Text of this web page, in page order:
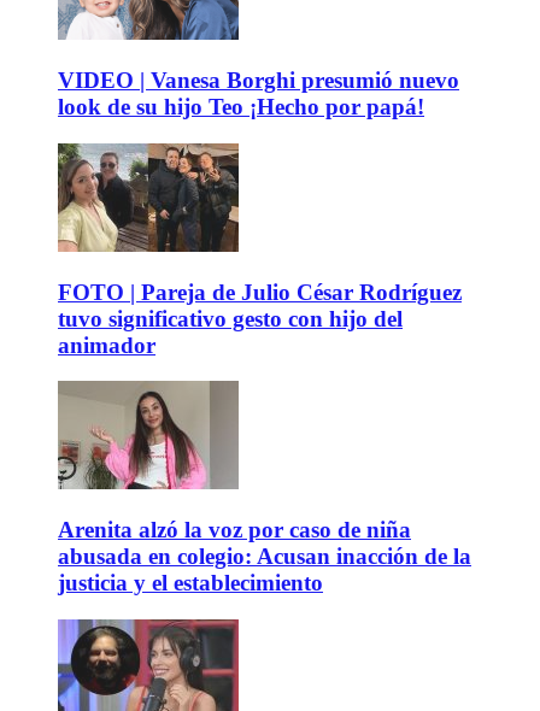
VIDEO | Vanesa Borghi presumió nuevo
look de su hijo Teo ¡Hecho por papá!
FOTO | Pareja de Julio César Rodríguez
tuvo significativo gesto con hijo del
animador
Arenita alzó la voz por caso de niña
abusada en colegio: Acusan inacción de la
justicia y el establecimiento